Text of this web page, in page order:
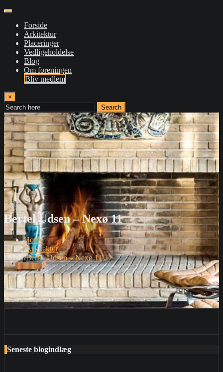
Forside
Arkitektur
Placeringer
Vedligeholdelse
Blog
Om foreningen
Bliv medlem
×
Search
Bertel Udsen – Nexø 11
Home
Arkitektur
Bertel Udsen – Nexø 11
Seneste blogindlæg